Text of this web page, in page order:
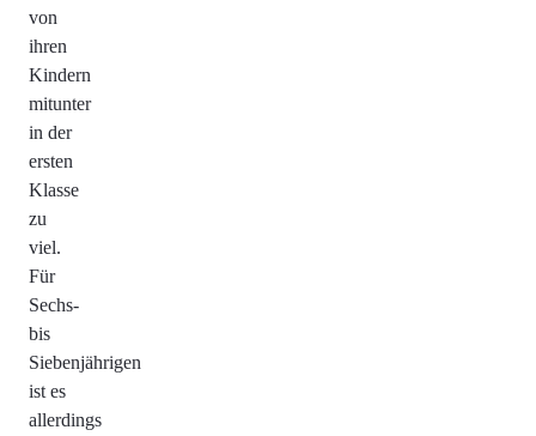
von
ihren
Kindern
mitunter
in der
ersten
Klasse
zu
viel.
Für
Sechs-
bis
Siebenjährigen
ist es
allerdings